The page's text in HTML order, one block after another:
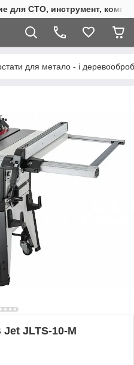
для СТО, инструмент,
для метало - і
JLTS-10-M